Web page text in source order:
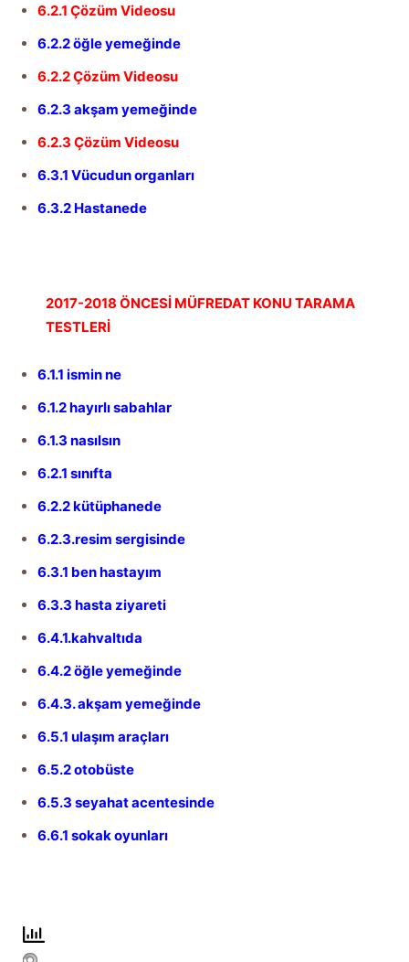
6.2.1 Çözüm Videosu
6.2.2 öğle yemeğinde
6.2.2 Çözüm Videosu
6.2.3 akşam yemeğinde
6.2.3 Çözüm Videosu
6.3.1 Vücudun organları
6.3.2 Hastanede
2017-2018 ÖNCESİ MÜFREDAT KONU TARAMA
TESTLERİ
6.1.1 ismin ne
6.1.2 hayırlı sabahlar
6.1.3 nasılsın
6.2.1 sınıfta
6.2.2 kütüphanede
6.2.3.resim sergisinde
6.3.1 ben hastayım
6.3.3 hasta ziyareti
6.4.1.kahvaltıda
6.4.2 öğle yemeğinde
6.4.3. akşam yemeğinde
6.5.1 ulaşım araçları
6.5.2 otobüste
6.5.3 seyahat acentesinde
6.6.1 sokak oyunları